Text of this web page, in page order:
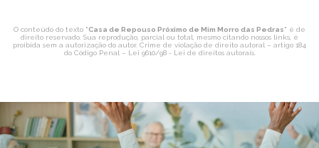
O conteúdo do texto "Casa de Repouso Próximo de Mim Morro das Pedras" é de
direito reservado. Sua reprodução, parcial ou total, mesmo citando nossos links, é
proibida sem a autorização do autor. Crime de violação de direito autoral – artigo 184
do Código Penal – Lei 9610/98 - Lei de direitos autorais.